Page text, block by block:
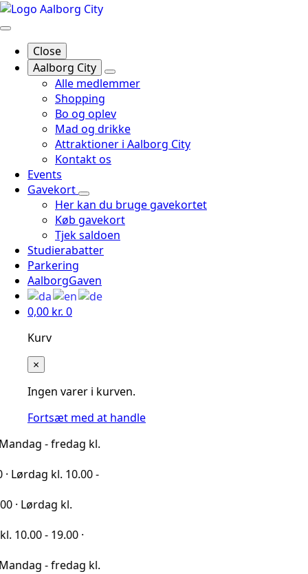
Close
Aalborg City
Alle medlemmer
Shopping
Bo og oplev
Mad og drikke
Attraktioner i Aalborg City
Kontakt os
Events
Gavekort
Her kan du bruge gavekortet
Køb gavekort
Tjek saldoen
Studierabatter
Parkering
AalborgGaven
0,00 kr. 0
Kurv
×
Ingen varer i kurven.
Fortsæt med at handle
fredag kl.
kl. 10.00 -
kl.
·
fredag kl.